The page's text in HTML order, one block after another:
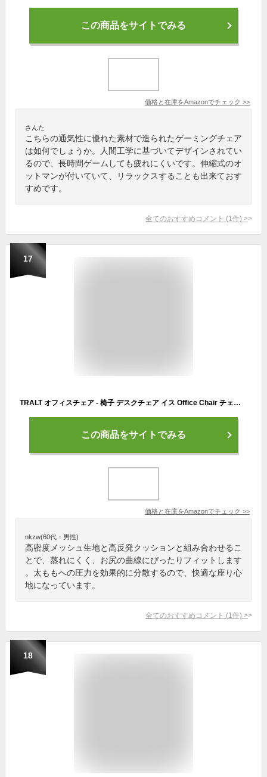
この商品をサイトでみる
価格と在庫をAmazonでチェック >>
さんた
こちらの通気性に優れた素材で造られたゲーミングチェア
は如何でしょうか。人間工学に基づいてデザインされてい
るので、長時間ゲームしても疲れにくいです。伸縮式のオ
ットマンが付いていて、リラックスすることも出来ておす
すめです。
全てのおすすめコメント (1 件) >
17
TRALT オフィスチェア - 椅子 デスクチェア イス Office Chair チェア いす - 勉強椅子 Chair ランバーサポート付き 跳ね上げ式アームレスト 通気性メッシュ ゲーミングチェア 腰痛対策 3Dヘッドレスト パソコンチェア ワークイス 疲れない エルゴノミクスイス ロッキング機能 (ブラック)
この商品をサイトでみる
価格と在庫をAmazonでチェック >>
nkzw(60代・男性)
高密度メッシュ生地と高反発クッションと組み合わせるこ
とで、蒸れにくく、お尻の曲線にぴったりフィットします
。太ももへの圧力を効果的に分散するので、快適な座り心
地になっています。
全てのおすすめコメント (1 件) >
18